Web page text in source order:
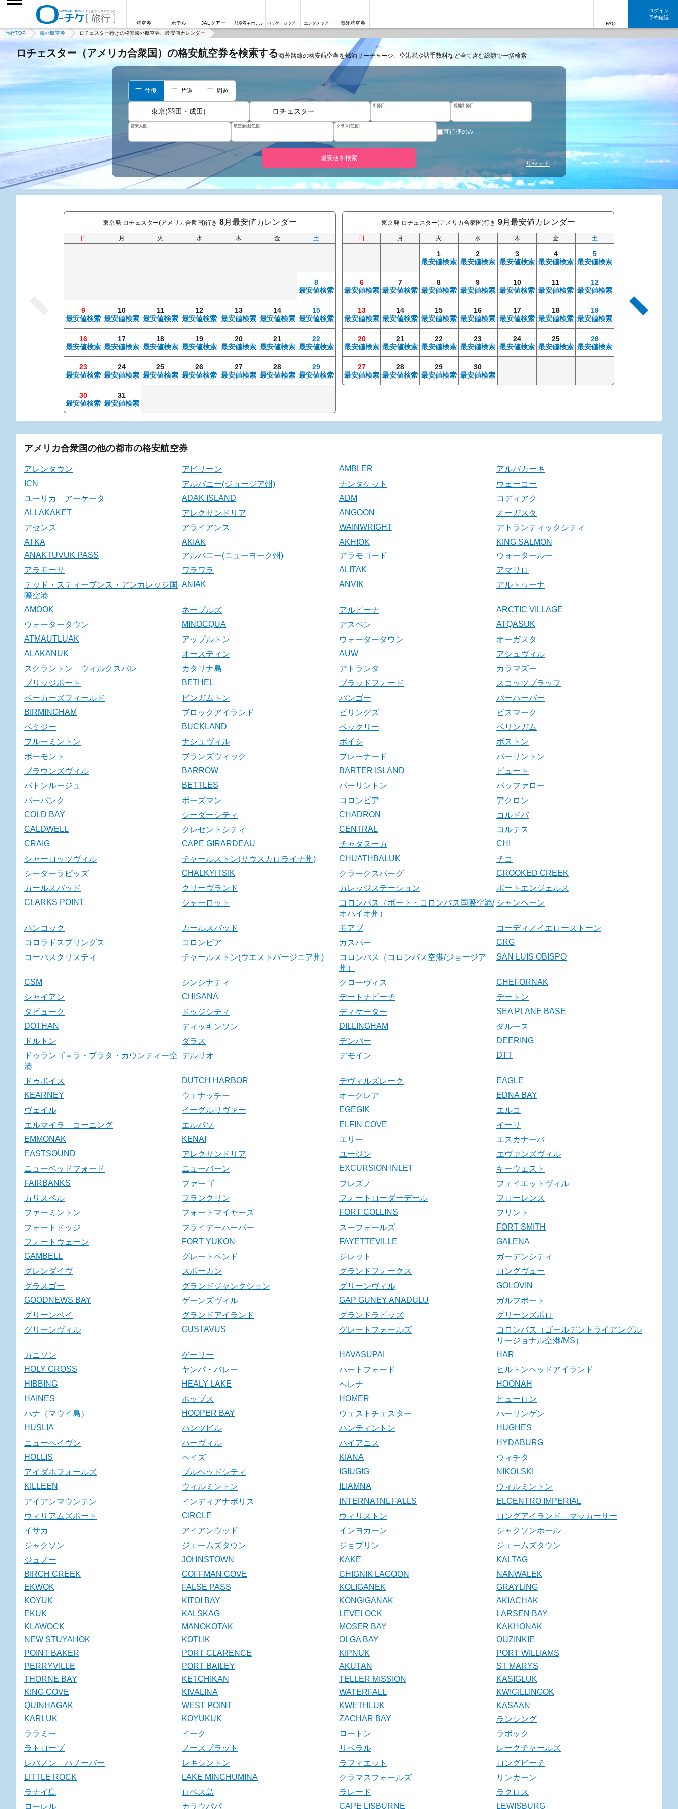
航空券 ホテル JALツアー 航空券＋ホテル パッケージツアー エンタメツアー 海外航空券 FAQ
ログイン
予約確認
旅行TOP 海外航空券 ロチェスター行きの格安海外航空券、最安値カレンダー
ロチェスター（アメリカ合衆国）の格安航空券を検索する海外路線の格安航空券を燃油サーチャージ、空港税や諸手数料など全て含む総額で一括検索
往復 片道 周遊
東京(羽田・成田) ロチェスター
出発日 現地出発日
搭乗人数 航空会社(任意) クラス(任意)
直行便のみ
最安値を検索
リセット
東京発 ロチェスター(アメリカ合衆国)行き 8月最安値カレンダー
日 月 火 水 木 金 土
8
最安値検索
9
最安値検索
10
最安値検索
11
最安値検索
12
最安値検索
13
最安値検索
14
最安値検索
15
最安値検索
16
最安値検索
17
最安値検索
18
最安値検索
19
最安値検索
20
最安値検索
21
最安値検索
22
最安値検索
23
最安値検索
24
最安値検索
25
最安値検索
26
最安値検索
27
最安値検索
28
最安値検索
29
最安値検索
30
最安値検索
31
最安値検索
東京発 ロチェスター(アメリカ合衆国)行き 9月最安値カレンダー
日 月 火 水 木 金 土
1
最安値検索
2
最安値検索
3
最安値検索
4
最安値検索
5
最安値検索
6
最安値検索
7
最安値検索
8
最安値検索
9
最安値検索
10
最安値検索
11
最安値検索
12
最安値検索
13
最安値検索
14
最安値検索
15
最安値検索
16
最安値検索
17
最安値検索
18
最安値検索
19
最安値検索
20
最安値検索
21
最安値検索
22
最安値検索
23
最安値検索
24
最安値検索
25
最安値検索
26
最安値検索
27
最安値検索
28
最安値検索
29
最安値検索
30
最安値検索
11
最安値検索
アメリカ合衆国の他の都市の格安航空券
アレンタウン アビリーン AMBLER
アルバカーキ
ICN
アルバニー(ジョージア州) ナンタケット
ウェーコー
ユーリカ アーケータ
ADAK ISLAND ADM
コディアク
ALLAKAKET
アレクサンドリア ANGOON
オーガスタ
アセンズ
アライアンス WAINWRIGHT
アトランティックシティ
ATKA
AKIAK AKHIOK
KING SALMON
ANAKTUVUK PASS
アルバニー(ニューヨーク州) アラモゴード
ウォータールー
アラモーサ
ワラワラ ALITAK
アマリロ
テッド・スティーブンス・アンカレッジ国
際空港
ANIAK ANVIK アルトゥーナ
AMOOK ネープルズ アルピーナ
ARCTIC VILLAGE
ウォータータウン
MINOCQUA アスペン
ATQASUK
ATMAUTLUAK
アップルトン ウォータータウン
オーガスタ
ALAKANUK
オースティン AUW
アシュヴィル
スクラントン ウィルクスバレ
カタリナ島 アトランタ
カラマズー
ブリッジポート
BETHEL ブラッドフォード
スコッツブラッフ
ベーカーズフィールド
ビンガムトン バンゴー
バーハーバー
BIRMINGHAM
ブロックアイランド ビリングズ
ビスマーク
ベミジー
BUCKLAND ベックリー
ベリンガム
ブルーミントン
ナシュヴィル ボイシ
ボストン
ボーモント
ブランズウィック ブレーナード
バーリントン
ブラウンズヴィル
BARROW BARTER ISLAND
ビュート
バトンルージュ
BETTLES バーリントン
バッファロー
バーバンク
ボーズマン コロンビア
アクロン
COLD BAY
シーダーシティ CHADRON
コルドバ
CALDWELL
クレセントシティ CENTRAL
コルテス
CRAIG
CAPE GIRARDEAU チャタヌーガ
CHI
シャーロッツヴィル
チャールストン(サウスカロライナ州) CHUATHBALUK
チコ
シーダーラピッズ
CHALKYITSIK クラークスバーグ
CROOKED CREEK
カールスバッド
クリーヴランド カレッジステーション
ポートエンジェルス
CLARKS POINT
シャーロット
コロンバス（ポート・コロンバス国際空港/
オハイオ州）
シャンペーン
ハンコック カールスバッド モアブ
コーディ／イエローストーン
コロラドスプリングス
コロンビア カスパー
CRG
コーパスクリスティ
チャールストン(ウエストバージニア州)
コロンバス（コロンバス空港/ジョージア
州）
SAN LUIS OBISPO
CSM シンシナティ クローヴィス
CHEFORNAK
シャイアン
CHISANA デートナビーチ
デートン
ダビューク
ドッジシティ ディケーター
SEA PLANE BASE
DOTHAN
ディッキンソン DILLINGHAM
ダルース
ドルトン
ダラス デンバー
DEERING
ドゥランゴ＝ラ・プラタ・カウンティー空
港
デルリオ デモイン DTT
ドゥボイス DUTCH HARBOR デヴィルズレーク
EAGLE
KEARNEY
ウェナッチー オークレア
EDNA BAY
ヴェイル
イーグルリヴァー EGEGIK
エルコ
エルマイラ コーニング
エルパソ ELFIN COVE
イーリ
EMMONAK
KENAI エリー
エスカナーバ
EASTSOUND
アレクサンドリア ユージン
エヴァンズヴィル
ニューベッドフォード
ニューバーン EXCURSION INLET
キーウェスト
FAIRBANKS
ファーゴ フレズノ
フェイエットヴィル
カリスペル
フランクリン フォートローダーデール
フローレンス
ファーミントン
フォートマイヤーズ FORT COLLINS
フリント
フォートドッジ
フライデーハーバー スーフォールズ
FORT SMITH
フォートウェーン
FORT YUKON FAYETTEVILLE
GALENA
GAMBELL
グレートベンド ジレット
ガーデンシティ
グレンダイヴ
スポーカン グランドフォークス
ロングヴュー
グラスゴー
グランドジャンクション グリーンヴィル
GOLOVIN
GOODNEWS BAY
ゲーンズヴィル GAP GUNEY ANADULU
ガルフポート
グリーンベイ
グランドアイランド グランドラピッズ
グリーンズボロ
グリーンヴィル
GUSTAVUS グレートフォールズ
コロンバス（ゴールデントライアングル
リージョナル空港/MS）
ガニソン
ゲーリー HAVASUPAI
HAR
HOLY CROSS
ヤンパ・バレー ハートフォード
ヒルトンヘッドアイランド
HIBBING
HEALY LAKE ヘレナ
HOONAH
HAINES
ホッブス HOMER
ヒューロン
ハナ（マウイ島）
HOOPER BAY ウェストチェスター
ハーリンゲン
HUSLIA
ハンツビル ハンティントン
HUGHES
ニューヘイヴン
ハーヴィル ハイアニス
HYDABURG
HOLLIS
ヘイズ KIANA
ウィチタ
アイダホフォールズ
ブルヘッドシティ IGIUGIG
NIKOLSKI
KILLEEN
ウィルミントン ILIAMNA
ウィルミントン
アイアンマウンテン
インディアナポリス INTERNATNL FALLS
ELCENTRO IMPERIAL
ウィリアムズポート
CIRCLE ウィリストン
ロングアイランド マッカーサー
イサカ
アイアンウッド インヨカーン
ジャクソンホール
ジャクソン
ジェームズタウン ジョプリン
ジェームズタウン
ジュノー
JOHNSTOWN KAKE
KALTAG
BIRCH CREEK
COFFMAN COVE CHIGNIK LAGOON
NANWALEK
EKWOK
FALSE PASS KOLIGANEK
GRAYLING
KOYUK
KITOI BAY KONGIGANAK
AKIACHAK
EKUK
KALSKAG LEVELOCK
LARSEN BAY
KLAWOCK
MANOKOTAK MOSER BAY
KAKHONAK
NEW STUYAHOK
KOTLIK OLGA BAY
OUZINKIE
POINT BAKER
PORT CLARENCE KIPNUK
PORT WILLIAMS
PERRYVILLE
PORT BAILEY AKUTAN
ST MARYS
THORNE BAY
KETCHIKAN TELLER MISSION
KASIGLUK
KING COVE
KIVALINA WATERFALL
KWIGILLINGOK
QUINHAGAK
WEST POINT KWETHLUK
KASAAN
KARLUK
KOYUKUK ZACHAR BAY
ランシング
ララミー
イーク ロートン
ラボック
ラトローブ
ノースプラット リベラル
レークチャールズ
レバノン ハノーバー
レキシントン ラフィエット
ロングビーチ
LITTLE ROCK
LAKE MINCHUMINA クラマスフォールズ
リンカーン
ラナイ島
ロペス島 ラレード
ラクロス
ローレル
カラウパパ CAPE LISBURNE LEWISBURG